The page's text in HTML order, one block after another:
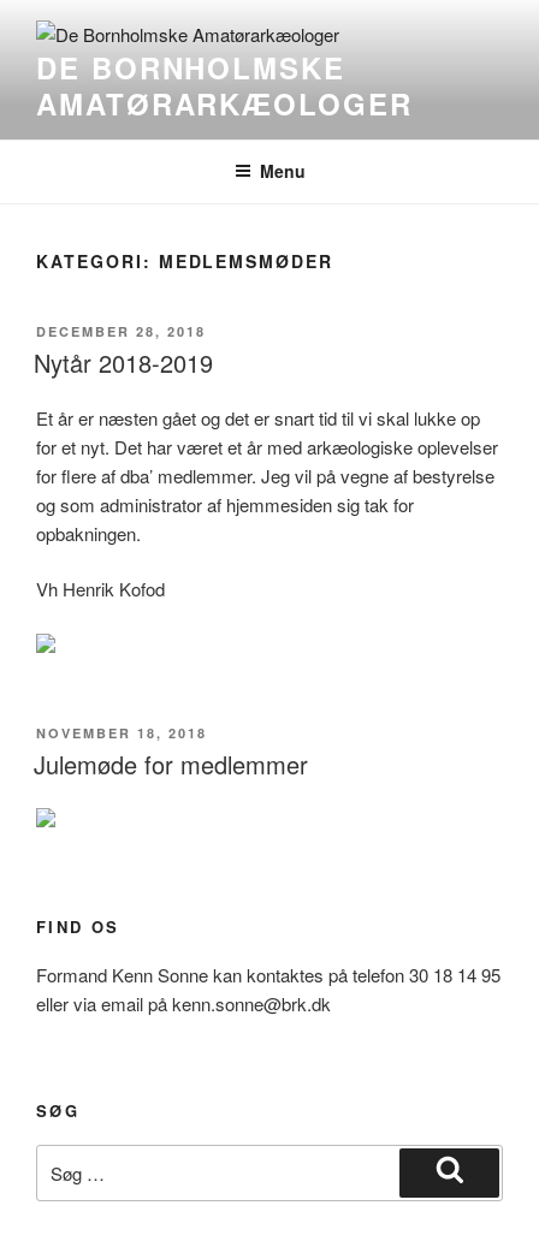
indholdDE BORNHOLMSKE
AMATØRARKÆOLOGER
Menu
KATEGORI: MEDLEMSMØDER
UDGIVET
DEN
DECEMBER 28, 2018
Nytår 2018-2019
Et år er næsten gået og det er snart tid til vi skal lukke op
for et nyt. Det har været et år med arkæologiske oplevelser
for flere af dba’ medlemmer. Jeg vil på vegne af bestyrelse
og som administrator af hjemmesiden sig tak for
opbakningen.
Vh Henrik Kofod
UDGIVET
DEN
NOVEMBER 18, 2018
Julemøde for medlemmer
FIND OS
Formand Kenn Sonne kan kontaktes på telefon 30 18 14 95
eller via email på kenn.sonne@brk.dk
SØG
efter:
Søg